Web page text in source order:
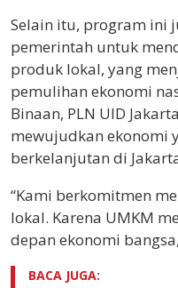
Selain itu, program ini
pemerintah untuk
produk lokal, yang
pemulihan ekonomi
Binaan, PLN UID
mewujudkan ekonomi
berkelanjutan di
“Kami berkomitmen
lokal. Karena UMKM
depan ekonomi
BACA JUGA: